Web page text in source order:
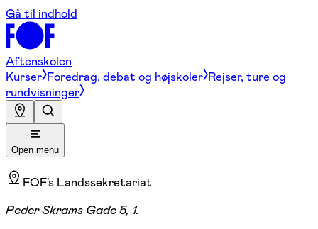
Gå til indhold
Aftenskolen
Kurser Foredrag, debat og højskoler Rejser, ture og
rundvisninger
Open menu
FOF's Landssekretariat
Peder Skrams Gade 5, 1.